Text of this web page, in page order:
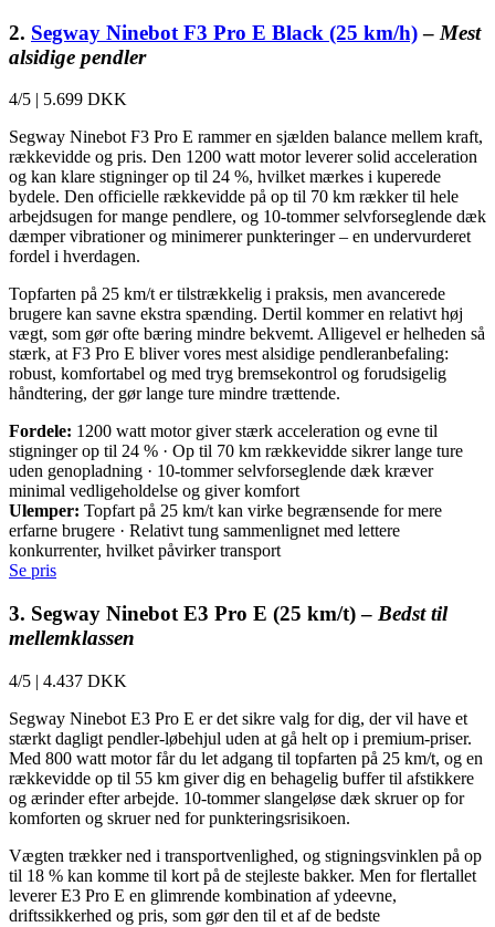
2. Segway Ninebot F3 Pro E Black (25 km/h)– Mest
alsidige pendler
4/5 | 5.699 DKK
Segway Ninebot F3 Pro E rammer en sjælden balance mellem kraft,
rækkevidde og pris. Den 1200 watt motor leverer solid acceleration
og kan klare stigninger op til 24 %, hvilket mærkes i kuperede
bydele. Den officielle rækkevidde på op til 70 km rækker til hele
arbejdsugen for mange pendlere, og 10-tommer selvforseglende dæk
dæmper vibrationer og minimerer punkteringer – en undervurderet
fordel i hverdagen.
Topfarten på 25 km/t er tilstrækkelig i praksis, men avancerede
brugere kan savne ekstra spænding. Dertil kommer en relativt høj
vægt, som gør ofte bæring mindre bekvemt. Alligevel er helheden så
stærk, at F3 Pro E bliver vores mest alsidige pendleranbefaling:
robust, komfortabel og med tryg bremsekontrol og forudsigelig
håndtering, der gør lange ture mindre trættende.
Fordele: 1200 watt motor giver stærk acceleration og evne til
stigninger op til 24 % · Op til 70 km rækkevidde sikrer lange ture
uden genopladning · 10-tommer selvforseglende dæk kræver
minimal vedligeholdelse og giver komfort
Ulemper: Topfart på 25 km/t kan virke begrænsende for mere
erfarne brugere · Relativt tung sammenlignet med lettere
konkurrenter, hvilket påvirker transport
Se pris
3. Segway Ninebot E3 Pro E (25 km/t) – Bedst til
mellemklassen
4/5 | 4.437 DKK
Segway Ninebot E3 Pro E er det sikre valg for dig, der vil have et
stærkt dagligt pendler-løbehjul uden at gå helt op i premium-priser.
Med 800 watt motor får du let adgang til topfarten på 25 km/t, og en
rækkevidde op til 55 km giver dig en behagelig buffer til afstikkere
og ærinder efter arbejde. 10-tommer slangeløse dæk skruer op for
komforten og skruer ned for punkteringsrisikoen.
Vægten trækker ned i transportvenlighed, og stigningsvinklen på op
til 18 % kan komme til kort på de stejleste bakker. Men for flertallet
leverer E3 Pro E en glimrende kombination af ydeevne,
driftssikkerhed og pris, som gør den til et af de bedste